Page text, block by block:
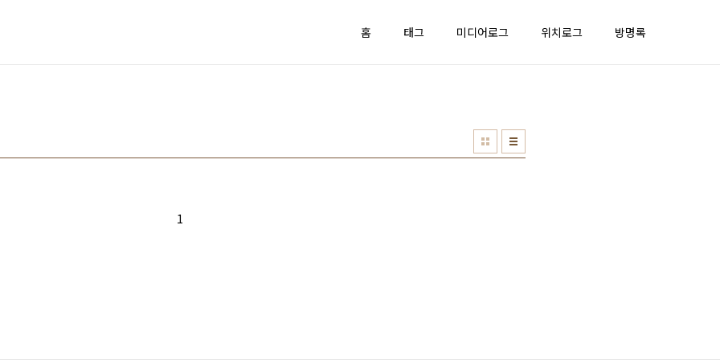
홈 태그 미디어로그 위치로그 방명록
1